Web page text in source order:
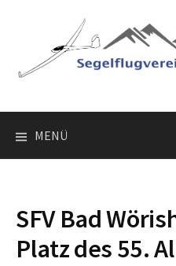
MENÜ
SFV Bad
Platz des 55.